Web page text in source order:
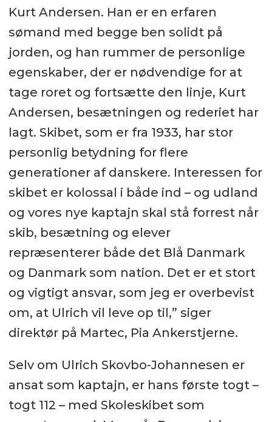
Kurt Andersen. Han er en erfaren
sømand med begge ben solidt på
jorden, og han rummer de personlige
egenskaber, der er nødvendige for at
tage roret og fortsætte den linje, Kurt
Andersen, besætningen og rederiet har
lagt. Skibet, som er fra 1933, har stor
personlig betydning for flere
generationer af danskere. Interessen for
skibet er kolossal i både ind – og udland
og vores nye kaptajn skal stå forrest når
skib, besætning og elever
repræsenterer både det Blå Danmark
og Danmark som nation. Det er et stort
og vigtigt ansvar, som jeg er overbevist
om, at Ulrich vil leve op til,” siger
direktør på Martec, Pia Ankerstjerne.
Selv om Ulrich Skovbo-Johannesen er
ansat som kaptajn, er hans første togt –
togt 112 – med Skoleskibet som